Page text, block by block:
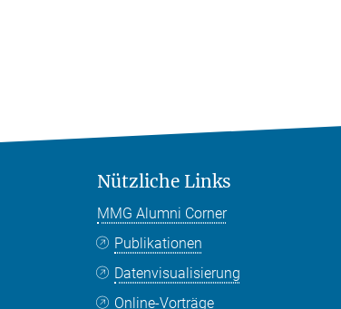
Nützliche Links
MMG Alumni Corner
Publikationen
Datenvisualisierung
Online-Vorträge